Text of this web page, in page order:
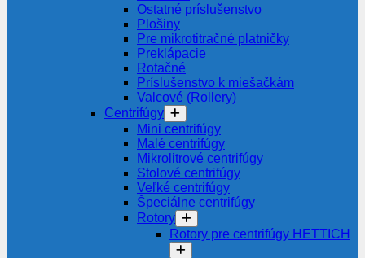
Ostatné príslušenstvo
Plošiny
Pre mikrotitračné platničky
Preklápacie
Rotačné
Príslušenstvo k miešačkám
Valcové (Rollery)
Centrifúgy
Mini centrifúgy
Malé centrifúgy
Mikrolitrové centrifúgy
Stolové centrifúgy
Veľké centrifúgy
Špeciálne centrifúgy
Rotory
Rotory pre centrifúgy HETTICH